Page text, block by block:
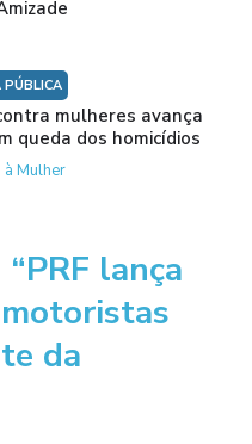
PÚBLICA
mulheres avança
queda dos homicídios
à Mulher
lança
da